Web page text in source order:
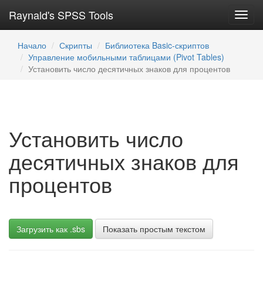
Raynald's SPSS Tools
Начало Скрипты
Библиотека Basic-скриптов
Управление мобильными таблицами (Pivot Tables)
Установить число десятичных знаков для процентов
Установить число
десятичных знаков для
процентов
Загрузить как .sbs Показать простым текстом